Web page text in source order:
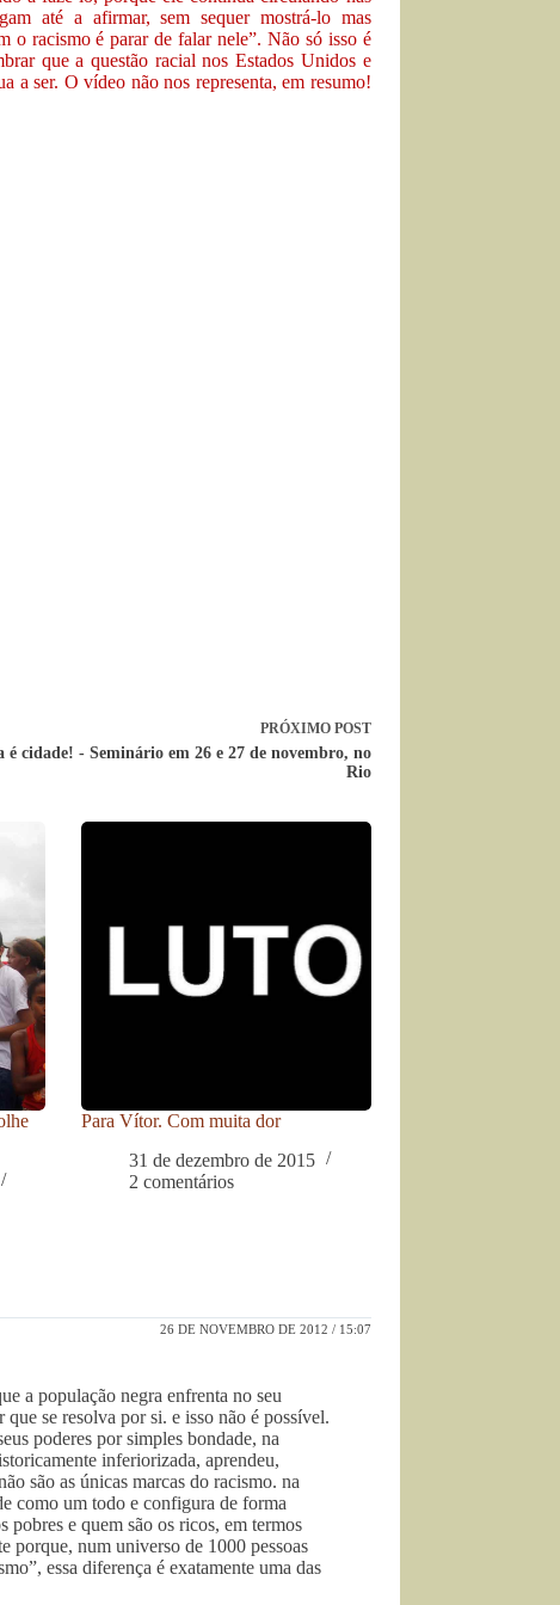
até a afirmar, sem sequer mostrá-lo mas
o racismo é parar de falar nele”. Não só isso é
que a questão racial nos Estados Unidos e
a ser. O vídeo não nos representa, em resumo!
PRÓXIMO POST
é cidade! - Seminário em 26 e 27 de novembro, no
Rio
Para Vítor. Com muita dor
31 de dezembro de 2015
2 comentários
26 DE NOVEMBRO DE 2012 / 15:07
a população negra enfrenta no seu
se resolva por si. e isso não é possível.
poderes por simples bondade, na
inferiorizada, aprendeu,
são as únicas marcas do racismo. na
como um todo e configura de forma
pobres e quem são os ricos, em termos
porque, num universo de 1000 pessoas
essa diferença é exatamente uma das